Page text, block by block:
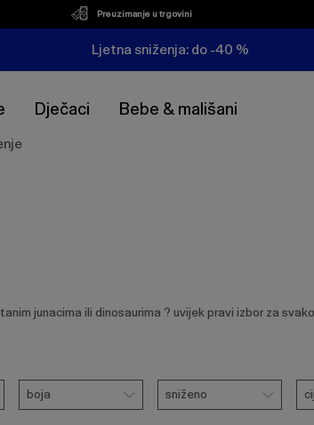
Preuzimanje u trgovini
Ljetna sniženja: do -40 %
Dječaci Bebe & mališani
junacima ili dinosaurima ? uvijek pravi izbor za
Boja
boja
Sniženo
sniženo